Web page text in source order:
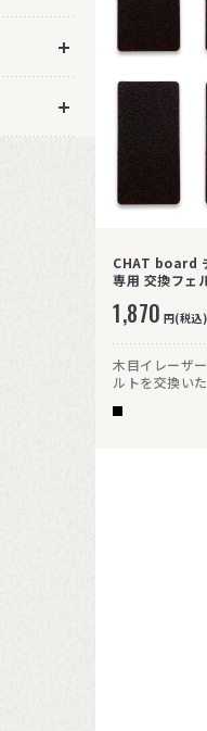
CHAT board
専用 交換フェ
1,870 円(税込)
木目イレーザ
ルトを交換い
長くご愛用いた